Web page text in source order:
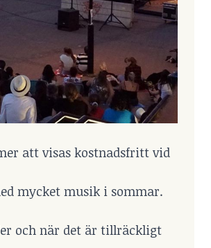
att visas kostnadsfritt vid
mycket musik i sommar.
och när det är tillräckligt